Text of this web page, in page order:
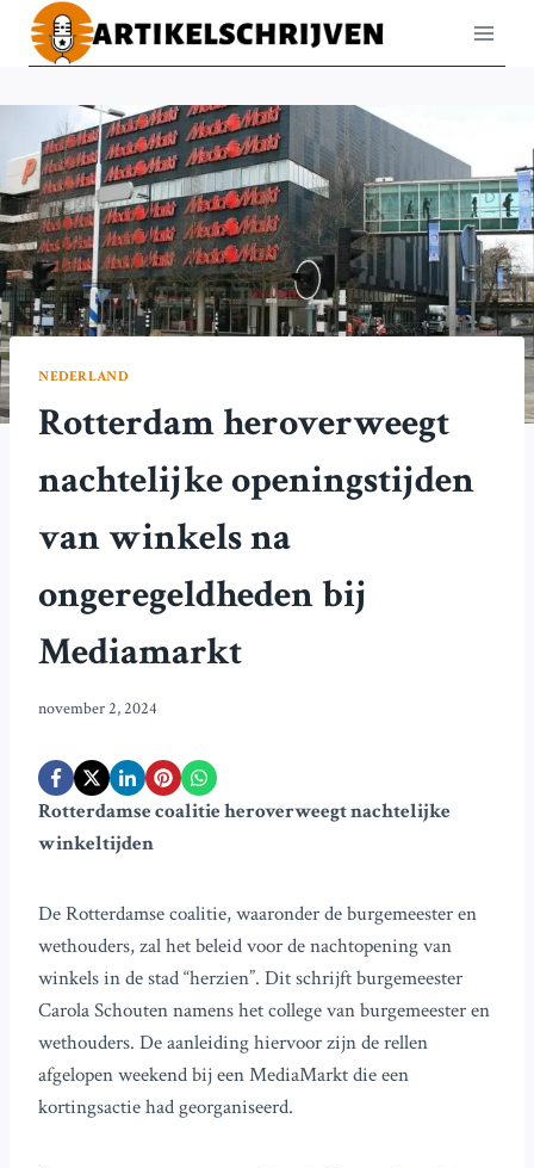
Doorgaan
naar
NEDERLAND
Rotterdam heroverweegt
nachtelijke openingstijden
van winkels na
ongeregeldheden bij
Mediamarkt
november 2, 2024
Rotterdamse coalitie heroverweegt nachtelijke
winkeltijden
De Rotterdamse coalitie, waaronder de burgemeester en
wethouders, zal het beleid voor de nachtopening van
winkels in de stad “herzien”. Dit schrijft burgemeester
Carola Schouten namens het college van burgemeester en
wethouders. De aanleiding hiervoor zijn de rellen
afgelopen weekend bij een MediaMarkt die een
kortingsactie had georganiseerd.